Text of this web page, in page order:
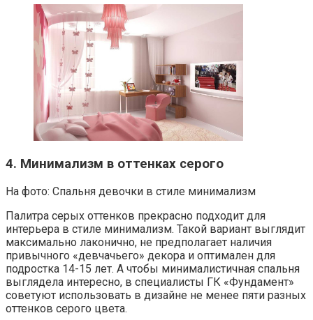
4. Минимализм в оттенках серого
На фото: Спальня девочки в стиле минимализм
Палитра серых оттенков прекрасно подходит для
интерьера в стиле минимализм. Такой вариант выглядит
максимально лаконично, не предполагает наличия
привычного «девчачьего» декора и оптимален для
подростка 14-15 лет. А чтобы минималистичная спальня
выглядела интересно, в специалисты ГК «Фундамент»
советуют использовать в дизайне не менее пяти разных
оттенков серого цвета.